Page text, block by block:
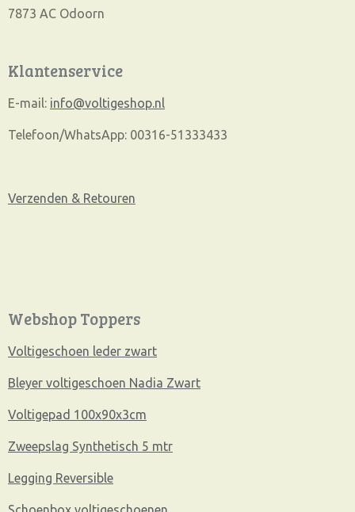
7873 AC Odoorn
Klantenservice
E-mail: info@voltigeshop.nl
Telefoon/WhatsApp: 00316-51333433
Verzenden & Retouren
Webshop Toppers
Voltigeschoen leder zwart
Bleyer voltigeschoen Nadia Zwart
Voltigepad 100x90x3cm
Zweepslag Synthetisch 5 mtr
Legging Reversible